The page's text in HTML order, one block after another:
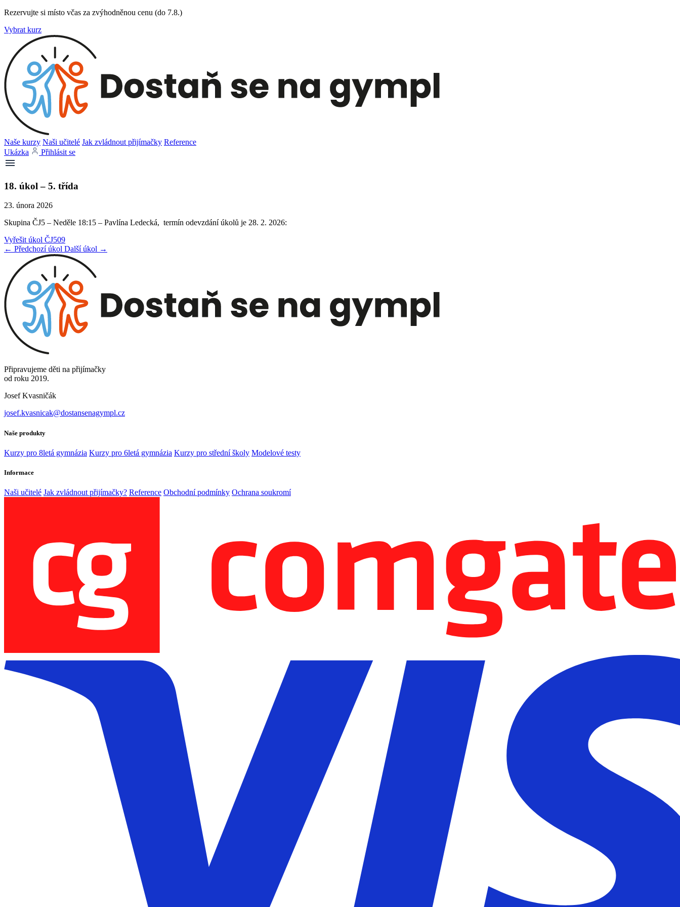
Rezervujte si místo včas za zvýhodněnou cenu (do 7.8.)
Vybrat kurz
Naše kurzy Naši učitelé Jak zvládnout přijímačky Reference
Ukázka
Přihlásit se
18. úkol – 5. třída
23. února 2026
Skupina ČJ5 – Neděle 18:15 – Pavlína Ledecká, termín odevzdání úkolů je 28. 2. 2026:
Vyřešit úkol ČJ509
← Předchozí úkol Další úkol →
Připravujeme děti na přijímačky
od roku 2019.
Josef Kvasničák
josef.kvasnicak@dostansenagympl.cz
Naše produkty
Kurzy pro 8letá gymnázia Kurzy pro 6letá gymnázia Kurzy pro střední školy Modelové testy
Informace
Naši učitelé Jak zvládnout přijímačky? Reference Obchodní podmínky Ochrana soukromí